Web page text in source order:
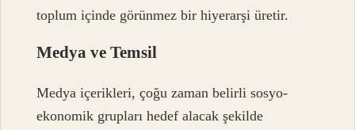
toplum içinde görünmez bir hiyerarşi üretir.
Medya ve Temsil
Medya içerikleri, çoğu zaman belirli sosyo-
ekonomik grupları hedef alacak şekilde